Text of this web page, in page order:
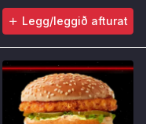
Legg/leggið afturat